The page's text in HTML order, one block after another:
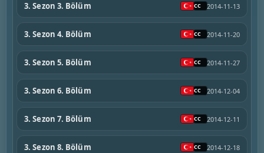
3. Sezon 3. Bölüm 2014-11-13
3. Sezon 4. Bölüm 2014-11-20
3. Sezon 5. Bölüm 2014-11-27
3. Sezon 6. Bölüm 2014-12-04
3. Sezon 7. Bölüm 2014-12-11
3. Sezon 8. Bölüm 2014-12-18